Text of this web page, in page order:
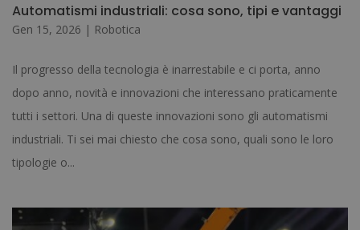
Automatismi industriali: cosa sono, tipi e vantaggi
Gen 15, 2026 | Robotica
Il progresso della tecnologia è inarrestabile e ci porta, anno
dopo anno, novità e innovazioni che interessano praticamente
tutti i settori. Una di queste innovazioni sono gli automatismi
industriali. Ti sei mai chiesto che cosa sono, quali sono le loro
tipologie o...